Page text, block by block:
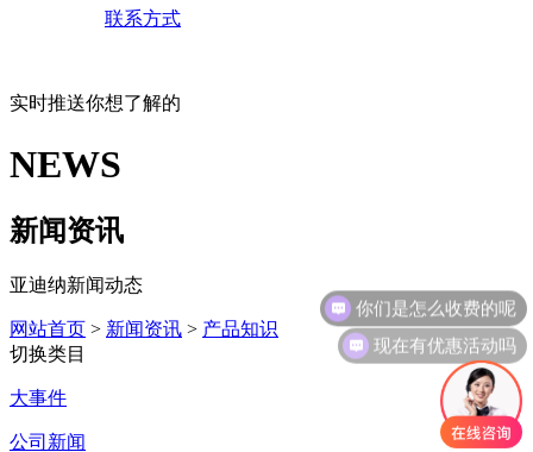
联系方式
实时推送你想了解的
NEWS
新闻资讯
亚迪纳新闻动态
网站首页 > 新闻资讯 > 产品知识
切换类目
大事件
公司新闻
你们是怎么收费的呢
现在有优惠活动吗